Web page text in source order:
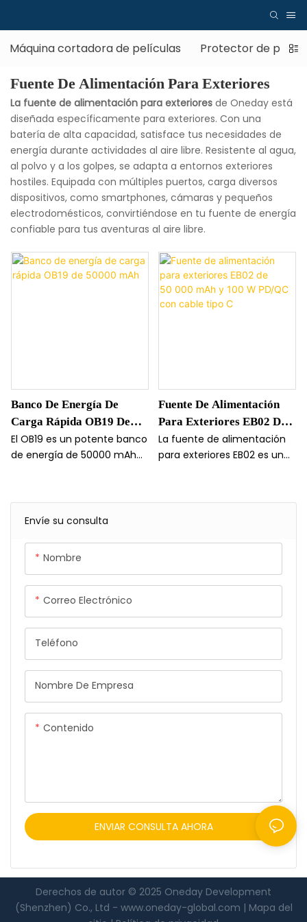
Máquina cortadora de películas Protector de
Fuente De Alimentación Para Exteriores
La fuente de alimentación para exteriores de Oneday está
diseñada específicamente para exteriores. Con una
batería de alta capacidad, satisface tus necesidades de
energía durante actividades al aire libre. Resistente al agua,
al polvo y a los golpes, se adapta a entornos exteriores
hostiles. Equipada con múltiples puertos, carga diversos
dispositivos, como smartphones, cámaras y pequeños
electrodomésticos, convirtiéndose en tu fuente de energía
confiable para tus aventuras al aire libre.
Envíe su consulta
Nombre
Correo Electrónico
Teléfono
Nombre De Empresa
Contenido
ENVIAR CONSULTA AHORA
Banco De Energía De
Carga Rápida OB19 De
50000 MAh
El OB19 es un potente banco
de energía de 50000 mAh
múltiples puertos USB para
mantener todos tus
rendimiento eficiente, es el
viajes largos.
Fuente De Alimentación
Para Exteriores EB02 De
50 000 MAh Y 100 W
PD/QC Con Cable Tipo C
La fuente de alimentación
para exteriores EB02 es un
una capacidad de 50000
Derechos de autor © 2025 Oneday Development
(Shenzhen) Co., Ltd - www.oneday-global.com | Mapa del